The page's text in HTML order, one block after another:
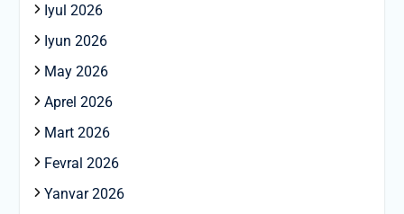
Iyul 2026
Iyun 2026
May 2026
Aprel 2026
Mart 2026
Fevral 2026
Yanvar 2026